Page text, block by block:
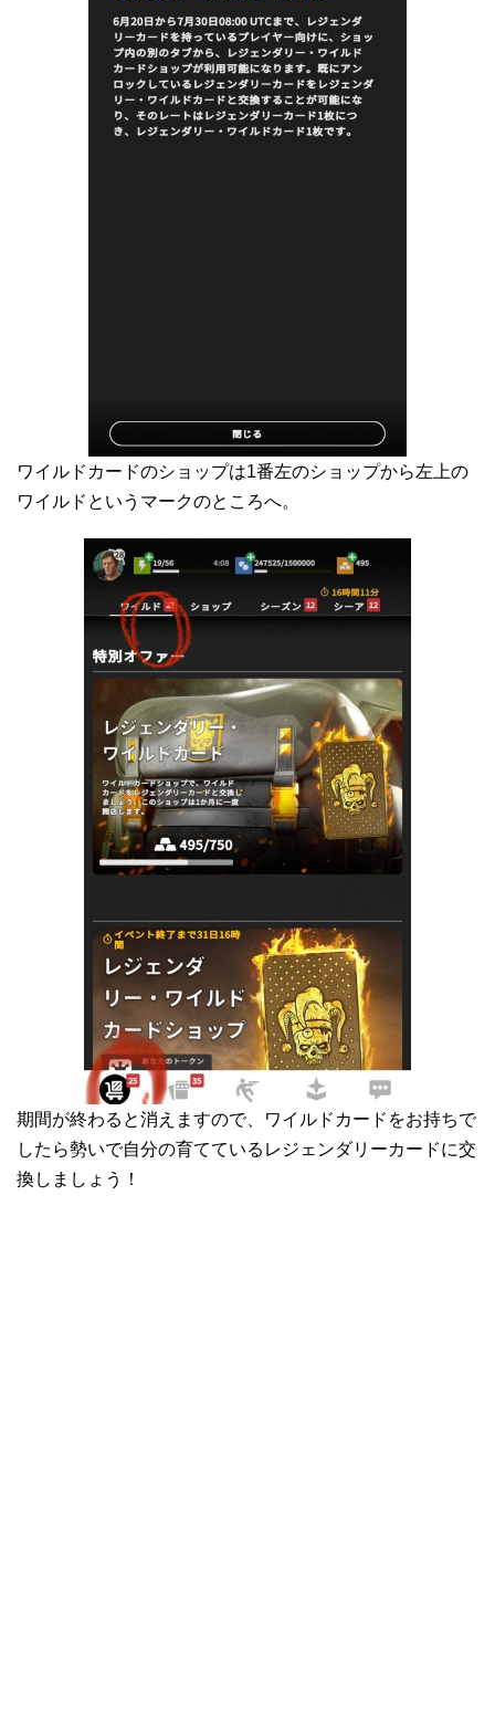
ワイルドカードのショップは1番左のショップから左上の
ワイルドというマークのところへ。
期間が終わると消えますので、ワイルドカードをお持ちで
したら勢いで自分の育てているレジェンダリーカードに交
換しましょう！